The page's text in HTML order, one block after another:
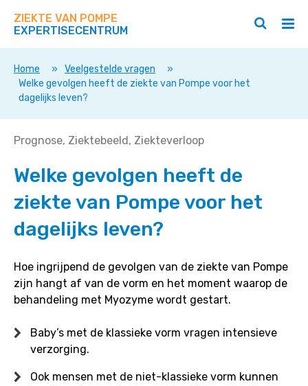
direct
op
deze
ZIEKTE VAN POMPE
EXPERTISECENTRUM
/
Zoeken
/
Home » Veelgestelde vragen
»
Welke gevolgen heeft de ziekte van Pompe voor het
dagelijks leven?
Welke
heeft
ziekte
van
Pompe
het
dagelijks
leven?
Prognose Ziektebeeld Ziekteverloop
Welke gevolgen heeft de
ziekte van Pompe voor het
dagelijks leven?
Hoe ingrijpend de gevolgen van de ziekte van Pompe
zijn hangt af van de vorm en het moment waarop de
behandeling met Myozyme wordt gestart.
Baby’s met de klassieke vorm vragen intensieve
verzorging.
Ook mensen met de niet-klassieke vorm kunnen